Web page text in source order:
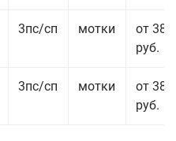
3пс/сп мотки
от 38
руб.
3пс/сп мотки
от 38
руб.